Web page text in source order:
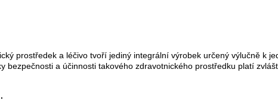
prostředek a léčivo tvoří jediný integrální výrobek určený výlučně k
bezpečnosti a účinnosti takového zdravotnického prostředku platí